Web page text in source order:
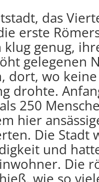
das
erste
klug genug,
gelegenen
dort, wo keine
drohte.
250
hier
Die Stadt
und
Die
wie so